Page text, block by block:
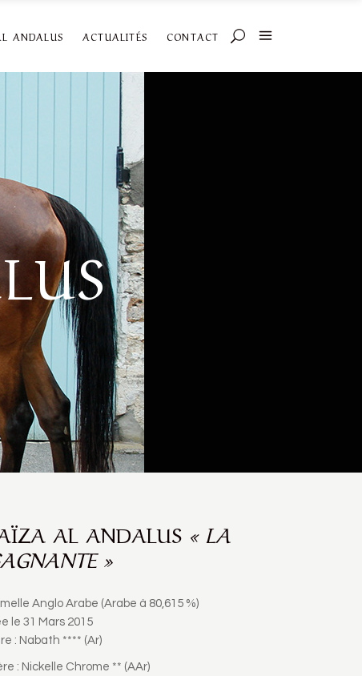
ANDALUS ACTUALITÉS CONTACT
AL ANDALUS « LA
»
Anglo Arabe (Arabe à 80,615 %)
le 31 Mars 2015
: Nabath **** (Ar)
: Nickelle Chrome ** (AAr)